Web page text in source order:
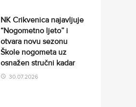
NK Crikvenica najavljuje
“Nogometno ljeto” i
otvara novu sezonu
Škole nogometa uz
osnažen stručni kadar
30.07.2026